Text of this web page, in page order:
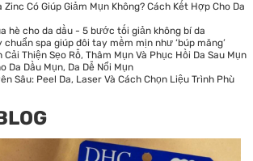
Có Giúp Giảm Mụn Không? Cách Kết Hợp Cho Da
hè cho da dầu - 5 bước tối giản không bí da
spa giúp đôi tay mềm mịn như ‘búp măng’
Cải Thiện Sẹo Rỗ, Thâm Mụn Và Phục Hồi Da Sau Mụn
Da Dầu Mụn, Da Dễ Nổi Mụn
Sâu: Peel Da, Laser Và Cách Chọn Liệu Trình Phù